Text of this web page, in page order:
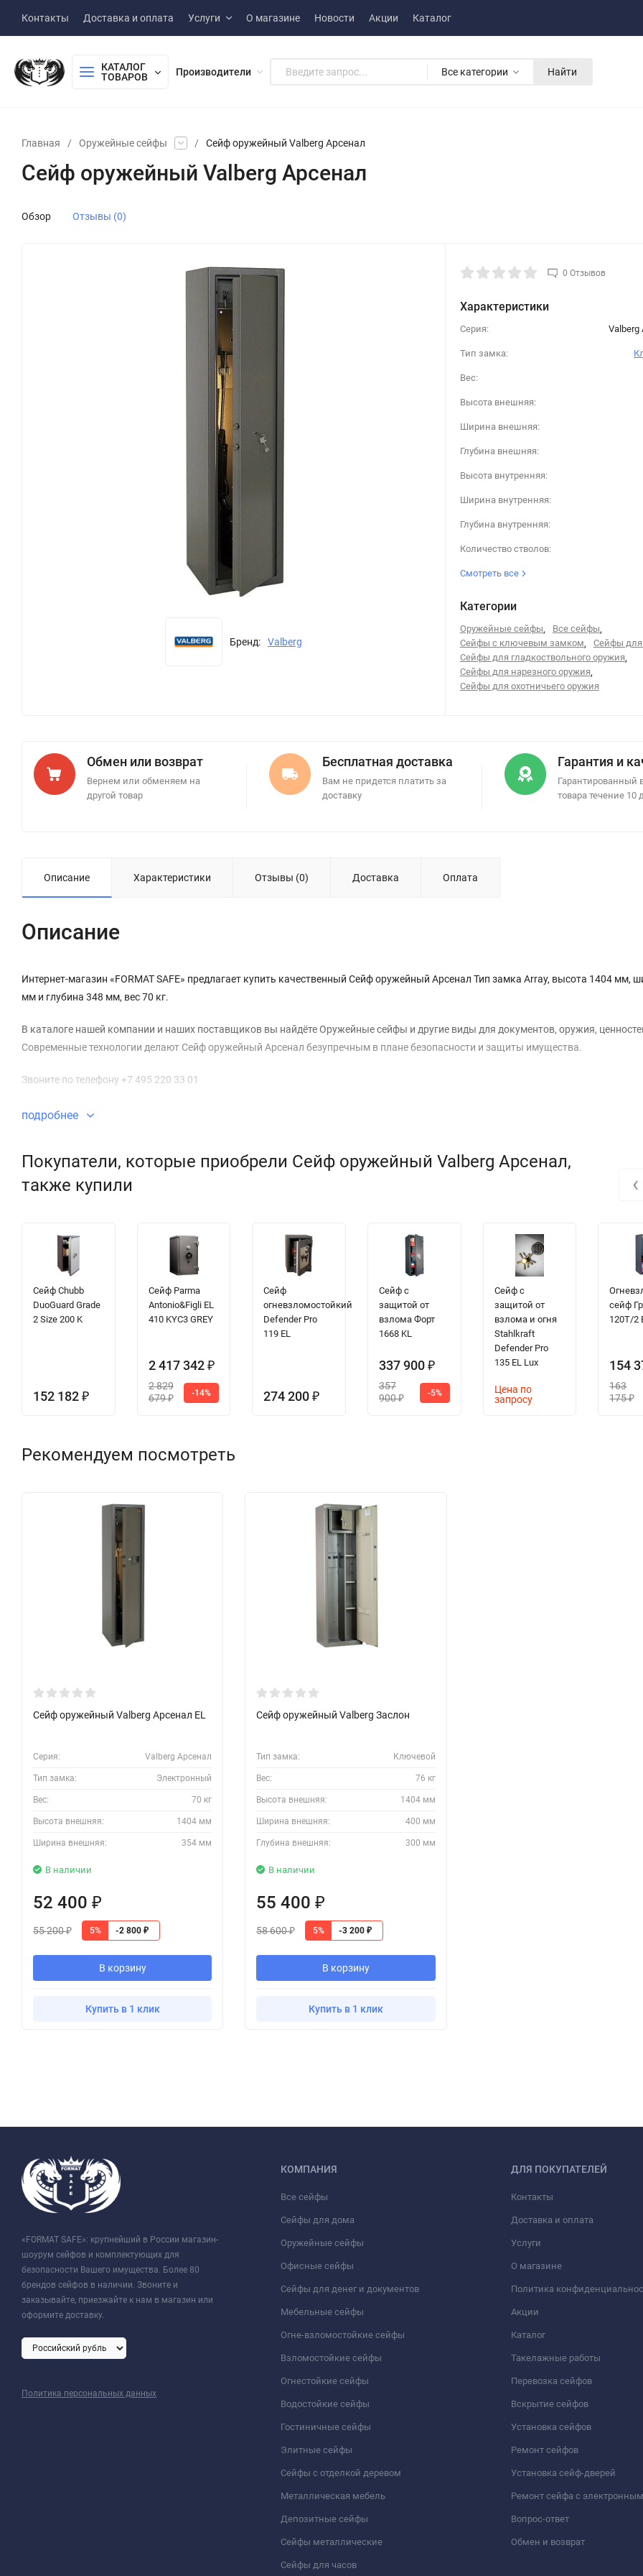
Контакты Доставка и оплата Услуги О магазине Новости Акции Каталог
КАТАЛОГ
ТОВАРОВ
Производители Все категории Найти
Главная / Оружейные сейфы / Сейф оружейный Valberg Арсенал
Сейф оружейный Valberg Арсенал
Обзор Отзывы (0)
Бренд: Valberg
0 Отзывов
Характеристики
Серия: Valberg
Тип замка:
Вес:
Высота внешняя:
Ширина внешняя:
Глубина внешняя:
Высота внутренняя:
Ширина внутренняя:
Глубина внутренняя:
Количество стволов:
Смотреть все
Категории
Оружейные сейфы, Все сейфы,
Сейфы с ключевым замком, Сейфы для
Сейфы для гладкоствольного оружия,
Сейфы для нарезного оружия,
Сейфы для охотничьего оружия
Обмен или возврат
Вернем или обменяем на
другой товар
Бесплатная доставка
Вам не придется платить за
доставку
Гарантия и
Гарантированный
товара течение 10
Описание Характеристики Отзывы (0) Доставка Оплата
Описание
Интернет-магазин «FORMAT SAFE» предлагает купить качественный Сейф оружейный Арсенал Тип замка Array, высота 1404 мм,
мм и глубина 348 мм, вес 70 кг.
В каталоге нашей компании и наших поставщиков вы найдёте Оружейные сейфы и другие виды для документов, оружия,
Современные технологии делают Сейф оружейный Арсенал безупречным в плане безопасности и защиты имущества.
Звоните по телефону +7 495 220 33 01
подробнее
Покупатели, которые приобрели Сейф оружейный Valberg Арсенал,
также купили
Сейф Chubb
DuoGuard Grade
2 Size 200 K
152 182 ₽
Сейф Parma
Antonio&Figli EL
410 KYC3 GREY
2 417 342 ₽
2 829
679₽
-14%
Сейф
огневзломостойкий
Defender Pro
119 EL
274 200₽
Сейф с
защитой от
взлома Форт
1668 KL
337 900 ₽
357
900₽
-5%
Сейф с
защитой от
взлома и огня
Stahlkraft
Defender Pro
135 EL Lux
Цена по
запросу
сейф
120T/2
154
163
175₽
‹
Рекомендуем посмотреть
Сейф оружейный Valberg Арсенал EL
Серия: Valberg Арсенал
Тип замка: Электронный
Вес: 70 кг
Высота внешняя: 1404 мм
Ширина внешняя: 354 мм
В наличии
52 400 ₽
55 200₽ 5% -2 800 ₽
В корзину
Купить в 1 клик
Сейф оружейный Valberg Заслон
Тип замка: Ключевой
Вес: 76 кг
Высота внешняя: 1404 мм
Ширина внешняя: 400 мм
Глубина внешняя: 300 мм
В наличии
55 400₽
58 600₽ 5% -3 200₽
В корзину
Купить в 1 клик
«FORMAT SAFE»: крупнейший в России магазин-
шоурум сейфов и комплектующих для
безопасности Вашего имущества. Более 80
брендов сейфов в наличии. Звоните и
заказывайте, приезжайте к нам в магазин или
оформите доставку.
Политика персональных данных
КОМПАНИЯ
Все сейфы
Сейфы для дома
Оружейные сейфы
Офисные сейфы
Сейфы для денег и документов
Мебельные сейфы
Огне-взломостойкие сейфы
Взломостойкие сейфы
Огнестойкие сейфы
Водостойкие сейфы
Гостиничные сейфы
Элитные сейфы
Сейфы с отделкой деревом
Металлическая мебель
Депозитные сейфы
Сейфы металлические
Сейфы для часов
ДЛЯ ПОКУПАТЕЛЕЙ
Контакты
Доставка и оплата
Услуги
О магазине
Политика
Акции
Каталог
Такелажные работы
Перевозка сейфов
Вскрытие сейфов
Установка сейфов
Ремонт сейфов
Установка сейф-дверей
Ремонт сейфа с
Вопрос-ответ
Обмен и возврат